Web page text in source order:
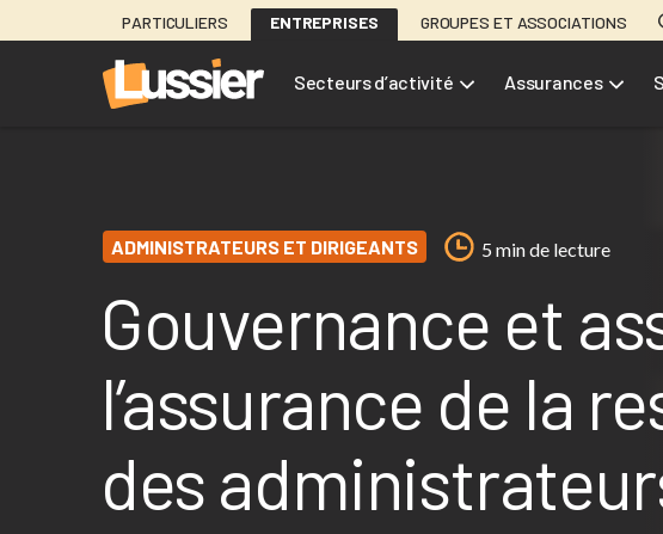
au
PARTICULIERS ENTREPRISES GROUPES ET ASSOCIATIONS
Secteurs d’activité Assurances
ADMINISTRATEURS ET DIRIGEANTS 5 min de lecture
Gouvernance et
l’assurance de la
des